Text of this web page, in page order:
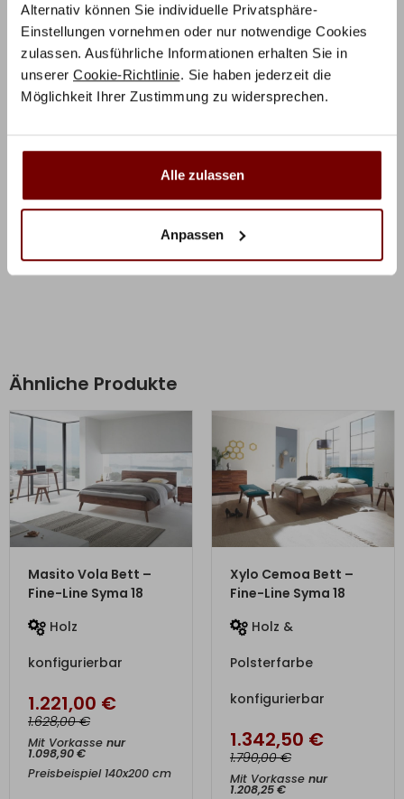
Alternativ können Sie individuelle Privatsphäre-
Einstellungen vornehmen oder nur notwendige Cookies
zulassen. Ausführliche Informationen erhalten Sie in
unserer Cookie-Richtlinie. Sie haben jederzeit die
Möglichkeit Ihrer Zustimmung zu widersprechen.
Alle zulassen
Anpassen
mit einem hochwertigen Massivholzrahmen in Buche
gefällt bereits auf den ersten Blick.
Das Produktfoto zeigt die Hasena Konfiguration:
Function – Spazio Bett in 10-Buche weiss deckend, Orva
Kopfteil in 10-Buche weiss deckend
Ähnliche Produkte
ZUM PRODUKT
Masito Vola Bett –
Fine-Line Syma 18
Holz
konfigurierbar
1.221,00 €
1.628,00€
Mit Vorkasse nur
1.098,90€
Preisbeispiel 140x200 cm
Xylo Cemoa Bett –
Fine-Line Syma 18
Holz &
Polsterfarbe
konfigurierbar
1.342,50 €
1.790,00€
Mit Vorkasse nur
1.208,25€